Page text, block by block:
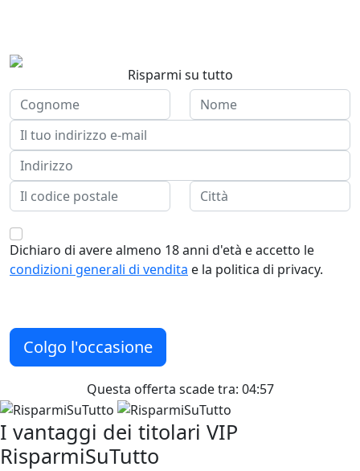
Risparmi su tutto
Dichiaro di avere almeno 18 anni d'età e accetto le
condizioni generali di vendita e la politica di privacy.
Colgo l'occasione
Questa offerta scade tra: 04:57
I vantaggi dei titolari VIP
RisparmiSuTutto